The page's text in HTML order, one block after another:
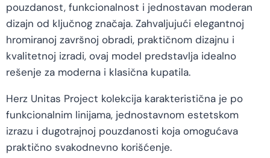
pouzdanost, funkcionalnost i jednostavan moderan
dizajn od ključnog značaja. Zahvaljujući elegantnoj
hromiranoj završnoj obradi, praktičnom dizajnu i
kvalitetnoj izradi, ovaj model predstavlja idealno
rešenje za moderna i klasična kupatila.
Herz Unitas Project kolekcija karakteristična je po
funkcionalnim linijama, jednostavnom estetskom
izrazu i dugotrajnoj pouzdanosti koja omogućava
praktično svakodnevno korišćenje.